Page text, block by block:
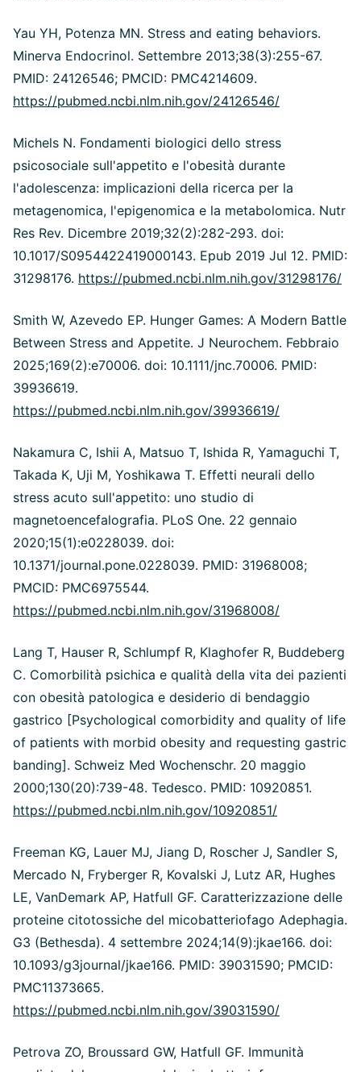
Yau YH, Potenza MN. Stress and eating behaviors.
Minerva Endocrinol. Settembre 2013;38(3):255-67.
PMID: 24126546; PMCID: PMC4214609.
https://pubmed.ncbi.nlm.nih.gov/24126546/
Michels N. Fondamenti biologici dello stress
psicosociale sull'appetito e l'obesità durante
l'adolescenza: implicazioni della ricerca per la
metagenomica, l'epigenomica e la metabolomica. Nutr
Res Rev. Dicembre 2019;32(2):282-293. doi:
10.1017/S0954422419000143. Epub 2019 Jul 12. PMID:
31298176. https://pubmed.ncbi.nlm.nih.gov/31298176/
Smith W, Azevedo EP. Hunger Games: A Modern Battle
Between Stress and Appetite. J Neurochem. Febbraio
2025;169(2):e70006. doi: 10.1111/jnc.70006. PMID:
39936619.
https://pubmed.ncbi.nlm.nih.gov/39936619/
Nakamura C, Ishii A, Matsuo T, Ishida R, Yamaguchi T,
Takada K, Uji M, Yoshikawa T. Effetti neurali dello
stress acuto sull'appetito: uno studio di
magnetoencefalografia. PLoS One. 22 gennaio
2020;15(1):e0228039. doi:
10.1371/journal.pone.0228039. PMID: 31968008;
PMCID: PMC6975544.
https://pubmed.ncbi.nlm.nih.gov/31968008/
Lang T, Hauser R, Schlumpf R, Klaghofer R, Buddeberg
C. Comorbilità psichica e qualità della vita dei pazienti
con obesità patologica e desiderio di bendaggio
gastrico [Psychological comorbidity and quality of life
of patients with morbid obesity and requesting gastric
banding]. Schweiz Med Wochenschr. 20 maggio
2000;130(20):739-48. Tedesco. PMID: 10920851.
https://pubmed.ncbi.nlm.nih.gov/10920851/
Freeman KG, Lauer MJ, Jiang D, Roscher J, Sandler S,
Mercado N, Fryberger R, Kovalski J, Lutz AR, Hughes
LE, VanDemark AP, Hatfull GF. Caratterizzazione delle
proteine citotossiche del micobatteriofago Adephagia.
G3 (Bethesda). 4 settembre 2024;14(9):jkae166. doi:
10.1093/g3journal/jkae166. PMID: 39031590; PMCID:
PMC11373665.
https://pubmed.ncbi.nlm.nih.gov/39031590/
Petrova ZO, Broussard GW, Hatfull GF. Immunità